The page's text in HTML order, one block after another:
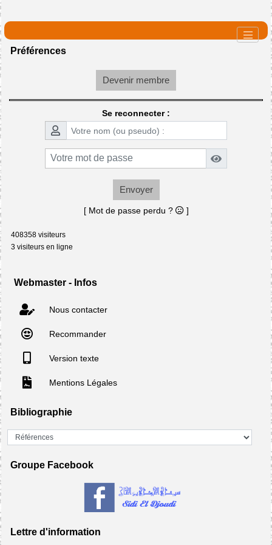
Préférences
Devenir membre
Se reconnecter :
Envoyer
[ Mot de passe perdu ? ]
408358 visiteurs
3 visiteurs en ligne
Webmaster - Infos
Nous contacter
Recommander
Version texte
Mentions Légales
Bibliographie
Groupe Facebook
Lettre d'information